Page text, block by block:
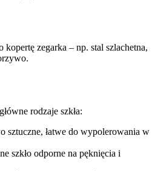
zegarka – np. stal szlachetna,
rodzaje szkła:
sztuczne, łatwe do wypolerowania w
szkło odporne na pęknięcia i